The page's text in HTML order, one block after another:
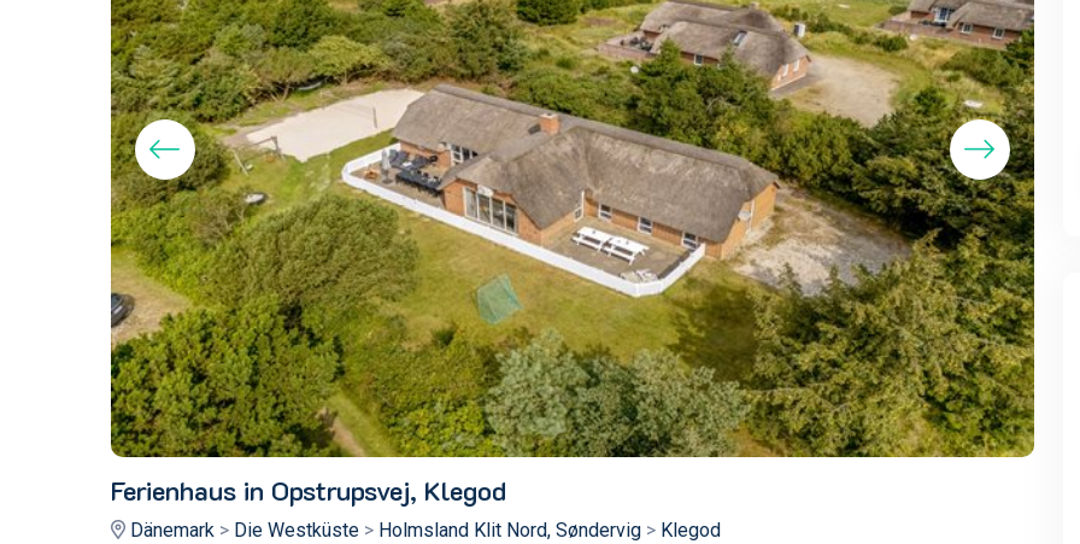
Ferienhaus in Opstrupsvej, Klegod
Dänemark> Die Westküste> Holmsland Klit Nord, Søndervig> Klegod